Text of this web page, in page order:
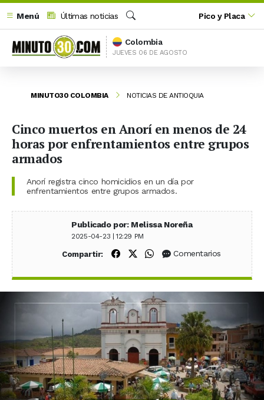
Menú
Últimas noticias
Buscar
Pico y Placa
Colombia
JUEVES 06 DE AGOSTO
MINUTO30 COLOMBIA NOTICIAS DE ANTIOQUIA
Cinco muertos en Anorí en menos de 24
horas por enfrentamientos entre grupos
armados
Anorí registra cinco homicidios en un día por
enfrentamientos entre grupos armados.
Publicado por: Melissa Noreña
2025-04-23 | 12:29 PM
Compartir: Compartir en Facebook
Compartir en X (Twitter)
Compartir en WhatsApp
Comentarios